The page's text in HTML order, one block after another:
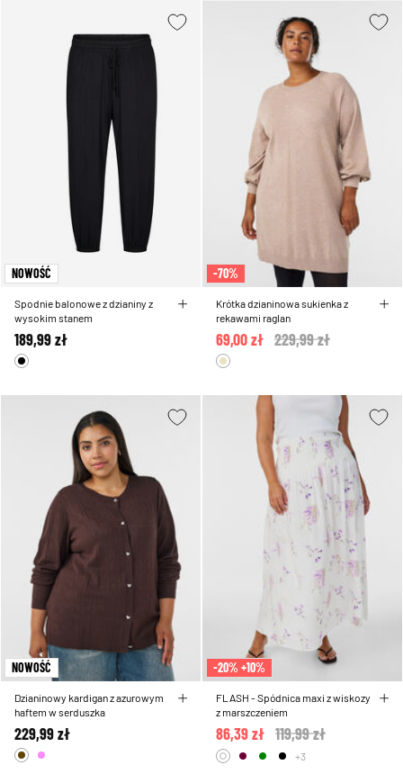
NOWOŚĆ
Spodnie balonowe z dzianiny z
wysokim stanem
189,99 zł
-70%
Krótka dzianinowa sukienka z
rekawami raglan
Price reduced from
229,99 zł
69,00 zł
NOWOŚĆ
Dzianinowy kardigan z azurowym
haftem w serduszka
229,99 zł
-20% +10%
FLASH - Spódnica maxi z wiskozy
z marszczeniem
Price reduced from
119,99 zł
86,39 zł
+3